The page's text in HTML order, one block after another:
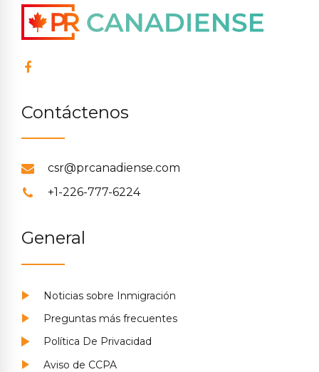
Contáctenos
csr@prcanadiense.com
+1-226-777-6224
General
Noticias sobre Inmigración
Preguntas más frecuentes
Política De Privacidad
Aviso de CCPA